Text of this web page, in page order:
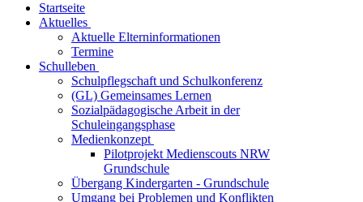
Startseite
Aktuelles
Aktuelle Elterninformationen
Termine
Schulleben
Schulpflegschaft und Schulkonferenz
(GL) Gemeinsames Lernen
Sozialpädagogische Arbeit in der
Schuleingangsphase
Medienkonzept
Pilotprojekt Medienscouts NRW
Grundschule
Übergang Kindergarten - Grundschule
Umgang bei Problemen und Konflikten